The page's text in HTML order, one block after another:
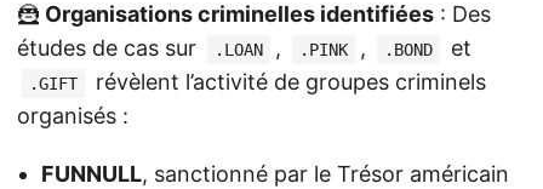
🦹 Organisations criminelles identifiées : Des
études de cas sur
.LOAN , .PINK , .BOND et
.GIFT
révèlent l’activité de groupes criminels
organisés :
FUNNULL, sanctionné par le Trésor américain